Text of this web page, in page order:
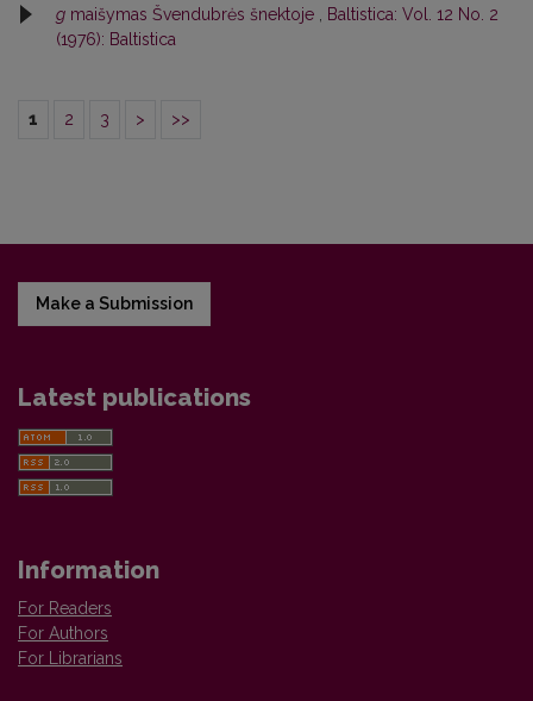
g maišymas Švendubrės šnektoje
Baltistica: Vol. 12 No. 2
(1976): Baltistica
1 2 3 > >>
Make a Submission
Latest publications
Information
For Readers
For Authors
For Librarians